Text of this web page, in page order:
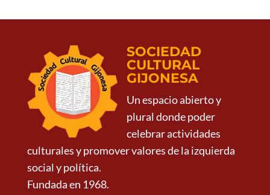
SOCIEDAD
CULTURAL
GIJONESA
Un espacio abierto y
plural donde poder
celebrar actividades
culturales y promover valores de la izquierda
social y política.
Fundada en 1968.